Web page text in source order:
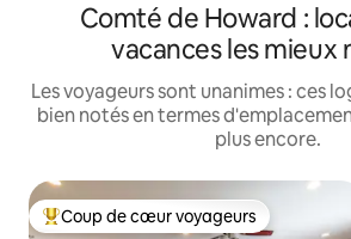
Comté de Howard :
vacances les mieux
Les voyageurs sont unanimes : ces
bien notés en termes
plus encore.
Coups de cœur voyageurs les plus
Coup de cœur voyageurs